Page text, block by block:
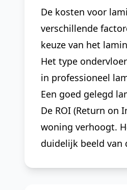
De kosten voor
verschillende
keuze van het
Het type
in professioneel
Een goed gelegd
De ROI (Return on
woning verhoogt.
duidelijk beeld van